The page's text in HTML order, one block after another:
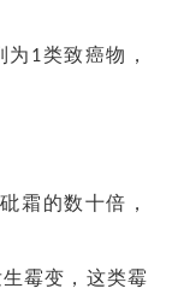
为 1类致癌物，
霜的数十倍，
霉变，这类霉